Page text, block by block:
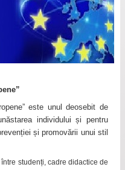
este unul deosebit de
individului și pentru
și promovării unui stil
studenți, cadre didactice de